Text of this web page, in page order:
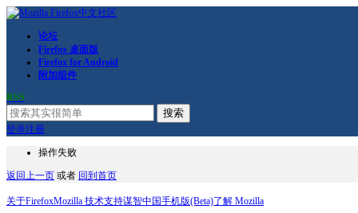
论坛
Firefox 桌面版
Firefox for Android
附加组件
RSS
搜索
登录注册
操作失败
返回上一页 或者 回到首页
关于FirefoxMozilla 技术支持谋智中国手机版(Beta)了解 Mozilla